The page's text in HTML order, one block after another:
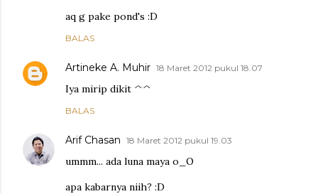
aq g pake pond's :D
BALAS
Artineke A. Muhir 18 Maret 2012 pukul 18.07
Iya mirip dikit ^^
BALAS
Arif Chasan 18 Maret 2012 pukul 19.03
ummm... ada luna maya o_O
apa kabarnya niih? :D